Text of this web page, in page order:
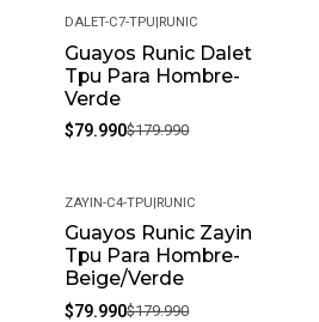
-56%
DALET-C7-TPU|RUNIC
Guayos Runic Dalet
Tpu Para Hombre-
Verde
$79.990$179.990
-56%
ZAYIN-C4-TPU|RUNIC
Guayos Runic Zayin
Tpu Para Hombre-
Beige/Verde
$79.990$179.990